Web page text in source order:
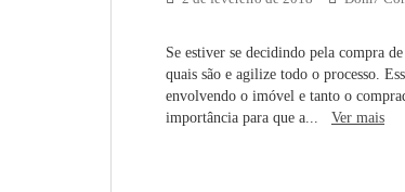
Se estiver se decidindo pela compra
quais são e agilize todo o processo.
envolvendo o imóvel e tanto o
importância para que a... Ver mais